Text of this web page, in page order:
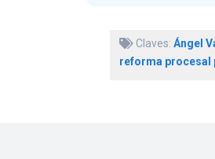
Claves: Ángel
reforma procesal